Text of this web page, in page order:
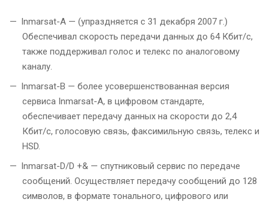
Inmarsat-A — (упраздняется с 31 декабря 2007 г.)
Обеспечивал скорость передачи данных до 64 Кбит/с,
также поддерживал голос и телекс по аналоговому
каналу.
Inmarsat-B — более усовершенствованная версия
сервиса Inmarsat-A, в цифровом стандарте,
обеспечивает передачу данных на скорости до 2,4
Кбит/с, голосовую связь, факсимильную связь, телекс и
HSD.
Inmarsat-D/D +& — спутниковый сервис по передаче
сообщений. Осуществляет передачу сообщений до 128
символов, в формате тонального, цифрового или